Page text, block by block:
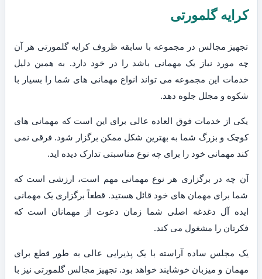
کرایه گلمورتی
تجهیز مجالس در مجموعه با سابقه ظروف کرایه گلمورتی هر آن
چه مورد نیاز یک مهمانی باشد را در خود دارد. به همین دلیل
خدمات این مجموعه می تواند انواع مهمانی های شما را بسیار با
شکوه و مجلل جلوه دهد.
یکی از خدمات فوق العاده عالی برای این است که مهمانی های
کوچک و بزرگ شما به بهترین شکل ممکن برگزار شود. فرقی نمی
کند مهمانی خود را برای چه نوع مناسبتی تدارک دیده اید.
آن چه در برگزاری هر نوع مهمانی مهم است، ارزشی است که
شما برای مهمان های خود قائل هستید. قطعاً برگزاری یک مهمانی
ایده آل دغدغه اصلی شما زمان دعوت از مهمانان است که
فکرتان را مشغول می کند.
یک مجلس ساده آراسته با یک پذیرایی عالی به طور قطع برای
مهمان و میزبان خوشایند خواهد بود. تجهیز مجالس گلمورتی نیز با